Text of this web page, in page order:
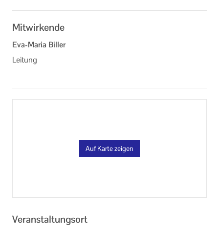
Mitwirkende
Eva-Maria Biller
Leitung
Auf Karte zeigen
Veranstaltungsort